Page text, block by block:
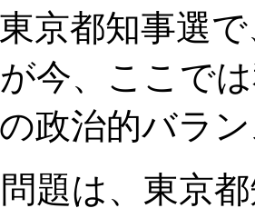
京都知事選
今、ここで
政治的バラ
題は、東京